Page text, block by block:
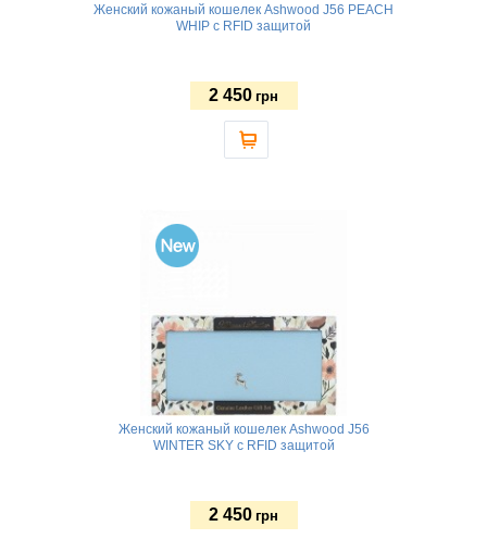
Женский кожаный кошелек Ashwood J56 PEACH
WHIP с RFID защитой
2 450 грн
Женский кожаный кошелек Ashwood J56
WINTER SKY с RFID защитой
2 450 грн